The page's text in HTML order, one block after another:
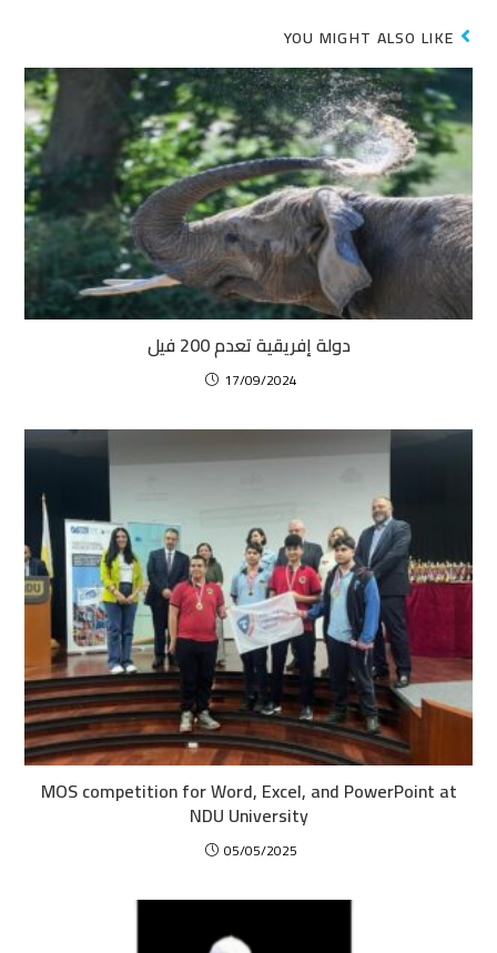
YOU MIGHT ALSO LIKE
دولة إفريقية تعدم 200 فيل
17/09/2024
MOS competition for Word, Excel, and PowerPoint at
NDU University
05/05/2025